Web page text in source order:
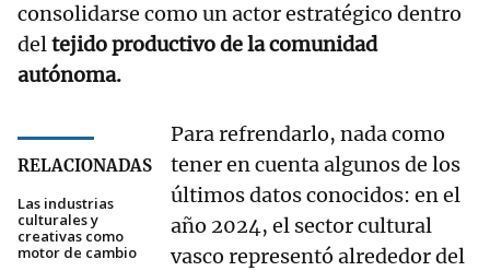
consolidarse como un actor estratégico dentro
deltejido productivo de la comunidad
autónoma.
RELACIONADAS
Las industrias
culturales y
creativas como
motor de cambio
Para refrendarlo, nada como
tener en cuenta algunos de los
últimos datos conocidos: en el
año 2024, el sector cultural
vasco representó alrededor del